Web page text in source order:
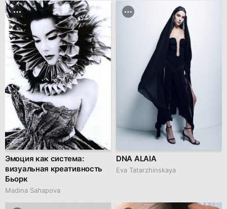
Эмоция как система:
визуальная креативность
Бьорк
Madina Sahapova
DNA ALAIA
Eva Tatarzhinskaya